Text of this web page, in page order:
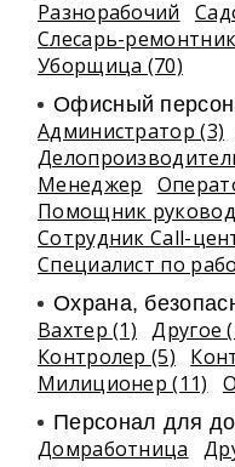
Разнорабочий
Слесарь-
Уборщица (70)
Офисный
Администратор (3)
Менеджер
Помощник
Сотрудник Call-
Специалист по
Охрана,
Вахтер (1) Другое
Контролер (5)
Милиционер (11)
Персонал для
Домработница